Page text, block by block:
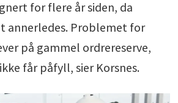
for flere år siden, da
annerledes. Problemet for
på gammel ordrereserve,
får påfyll, sier Korsnes.